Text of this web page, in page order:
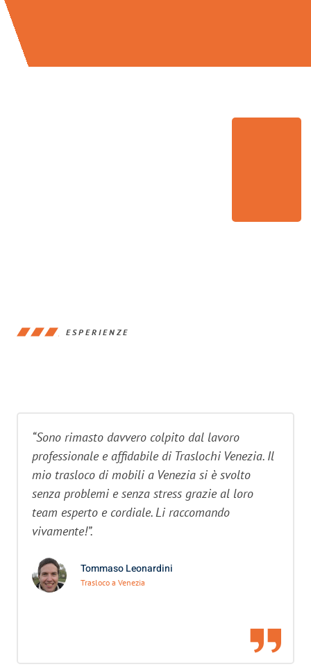
ESPERIENZE
“Sono rimasto davvero colpito dal lavoro
professionale e affidabile di Traslochi Venezia. Il
mio trasloco di mobili a Venezia si è svolto
senza problemi e senza stress grazie al loro
team esperto e cordiale. Li raccomando
vivamente!”.
Tommaso Leonardini
Trasloco a Venezia